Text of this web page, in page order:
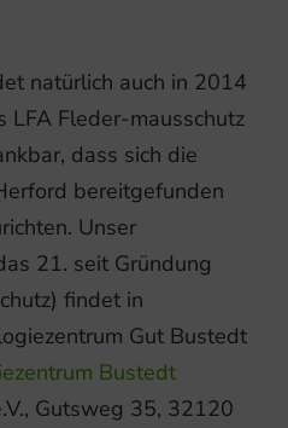
natürlich auch in 2014
LFA Fleder-mausschutz
dass sich die
bereitgefunden
Unser
21. seit Gründung
findet in
Gut Bustedt
Bustedt
Gutsweg 35, 32120